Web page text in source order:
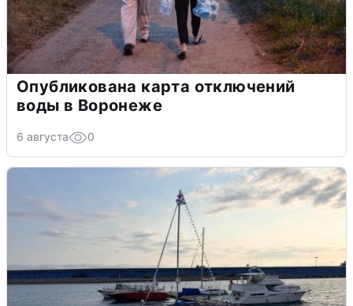
Опубликована карта отключений
воды в Воронеже
6 августа 0